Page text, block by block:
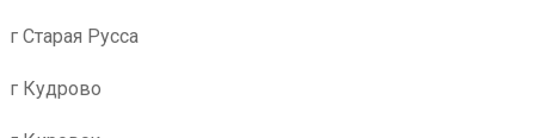
г Старая Русса
г Кудрово